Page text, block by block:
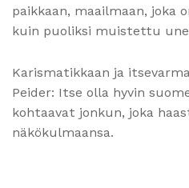
paikkaan, maailmaan,
kuin puoliksi muistettu
Karismatikkaan ja
Peider: Itse olla hyvin
kohtaavat jonkun, joka
näkökulmaansa.